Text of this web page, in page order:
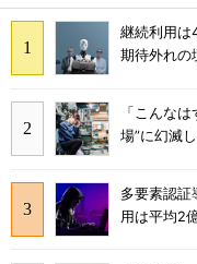
継続利用
期待外れの
「こんな
場”に幻滅
多要素認
用は平均2